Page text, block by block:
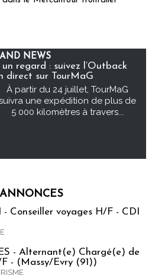
NEWS
regard : suivez l’Outback
direct sur TourMaG
À partir du 24 juillet, TourMaG
une expédition de plus de
5 000 kilomètres à travers...
ANNONCES
Conseiller voyages H/F - CDI
- Alternant(e) Chargé(e) de
- (Massy/Evry (91))